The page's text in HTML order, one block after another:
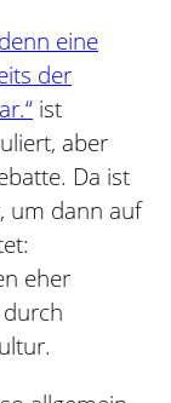
eine
der
ist
aber
Da ist
um dann auf
eher